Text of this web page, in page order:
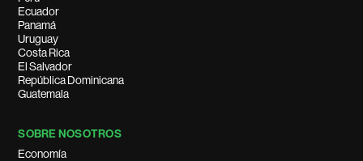
Ecuador
Panamá
Uruguay
Costa Rica
El Salvador
República Dominicana
Guatemala
SOBRE NOSOTROS
Economía